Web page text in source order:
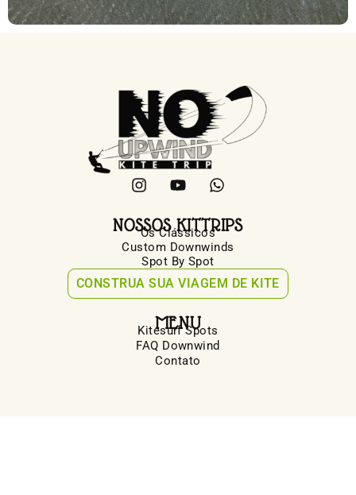
NOSSOS KITTRIPS
Os Clássicos
Custom Downwinds
Spot By Spot
CONSTRUA SUA VIAGEM DE KITE
MENU
Kitesurf Spots
FAQ Downwind
Contato